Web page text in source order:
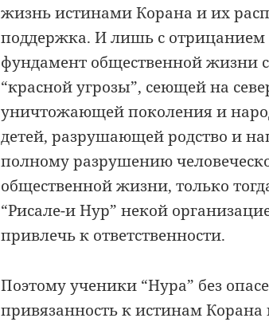
жизнь истинами Корана и их
поддержка. И лишь с
фундамент общественной жизни
“красной угрозы”, сеющей на
уничтожающей поколения и
детей, разрушающей родство и
полному разрушению
общественной жизни, только
“Рисале-и Нур” некой
привлечь к ответственности.
Поэтому ученики “Нура” без
привязанность к истинам